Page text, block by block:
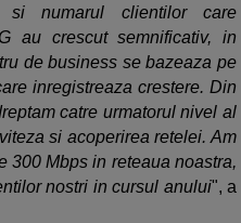
si numarul clientilor care
au crescut semnificativ, in
de business se bazeaza pe
inregistreaza crestere. Din
catre urmatorul nivel al
si acoperirea retelei. Am
300 Mbps in reteaua noastra,
nostri in cursul anului", a